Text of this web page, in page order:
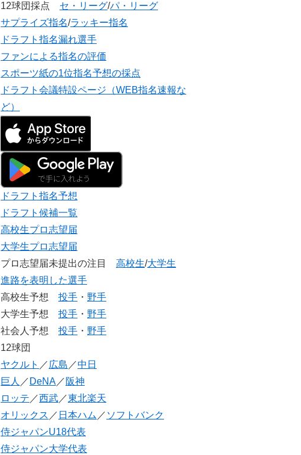
12球団採点 セ・リーグ/パ・リーグ
サプライズ指名/ラッキー指名
ドラフト指名漏れ選手
ファンによる指名の評価
スポーツ紙の1位指名予想の採点
ドラフト会議特設ページ（WEB指名速報な
ど）
ドラフト指名予想
ドラフト候補一覧
高校生プロ志望届
大学生プロ志望届
プロ志望届未提出の注目 高校生/大学生
進路を表明した選手
高校生予想 投手 ・ 野手
大学生予想 投手 ・ 野手
社会人予想 投手 ・ 野手
12球団
ヤクルト ／ 広島 ／中日
巨人 ／ DeNA ／ 阪神
ロッテ ／西武 ／東北楽天
オリックス ／ 日本ハム ／ ソフトバンク
侍ジャパンU18代表
侍ジャパン大学代表